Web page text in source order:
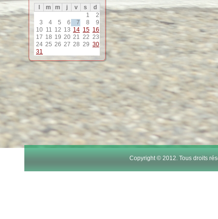
m m j v s
d
1
2
3
4 5 6 7 8
9
10 11 12 13 14 15 16
17 18 19 20 21 22 23
24 25 26 27 28 29 30
31
12
13
15
17
Copyright © 2012. Tous droits